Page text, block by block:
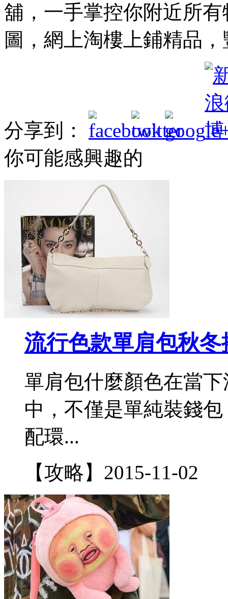
舖，一手掌控你附近所
圖，網上淘樓上鋪精品
分享到：
你可能感興趣的
流行色款單肩包秋冬
單肩包什麼顏色在當
中，不僅是單純裝錢
配環...
【攻略】 2015-11-02